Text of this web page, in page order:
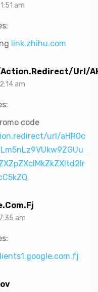
am
link.zhihu.com
url/
am
code
url/aHR0c
am